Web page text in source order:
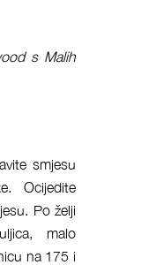
s Malih
smjesu
Ocijedite
Po želji
malo
na 175 i